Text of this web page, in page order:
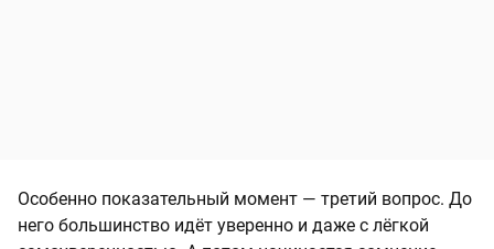
Особенно показательный момент — третий вопрос. До
него большинство идёт уверенно и даже с лёгкой